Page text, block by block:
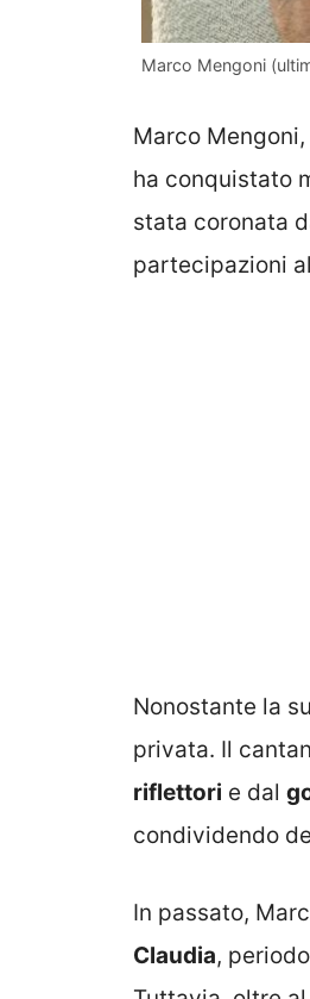
Marco Mengoni
Marco
ha conquistato
stata coronata
partecipazioni al
Nonostante la
privata. Il
riflettori e dal
condividendo
In passato,
Claudia,